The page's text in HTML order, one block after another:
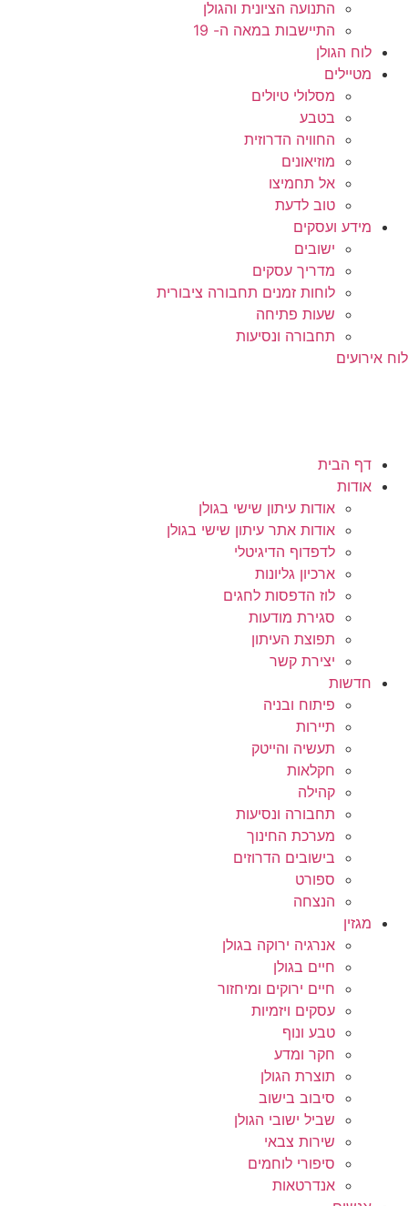
התנועה הציונית והגולן
התיישבות במאה ה- 19
לוח הגולן
מטיילים
מסלולי טיולים
בטבע
החוויה הדרוזית
מוזיאונים
אל תחמיצו
טוב לדעת
מידע ועסקים
ישובים
מדריך עסקים
לוחות זמנים תחבורה ציבורית
שעות פתיחה
תחבורה ונסיעות
לוח אירועים
דף הבית
אודות
אודות עיתון שישי בגולן
אודות אתר עיתון שישי בגולן
לדפדוף הדיגיטלי
ארכיון גליונות
לוז הדפסות לחגים
סגירת מודעות
תפוצת העיתון
יצירת קשר
חדשות
פיתוח ובניה
תיירות
תעשיה והייטק
חקלאות
קהילה
תחבורה ונסיעות
מערכת החינוך
בישובים הדרוזים
ספורט
הנצחה
מגזין
אנרגיה ירוקה בגולן
חיים בגולן
חיים ירוקים ומיחזור
עסקים ויזמיות
טבע ונוף
חקר ומדע
תוצרת הגולן
סיבוב בישוב
שביל ישובי הגולן
שירות צבאי
סיפורי לוחמים
אנדרטאות